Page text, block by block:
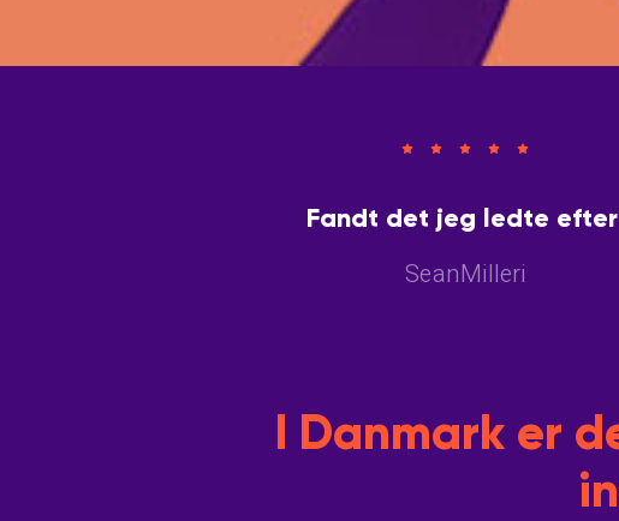
Fandt det jeg ledte efter
SeanMilleri
I Danmark er